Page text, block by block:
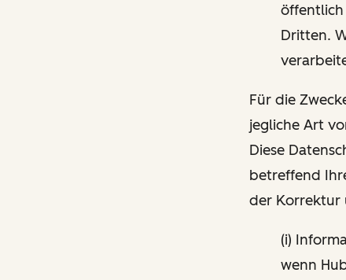
öffentlich
Dritten.
Für die
jegliche Art
Diese
betreffend
der Korrektur
(i)
wenn